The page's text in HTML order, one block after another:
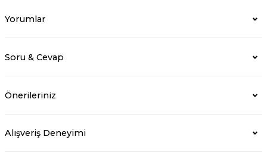
Yorumlar
Soru & Cevap
Önerileriniz
Alışveriş Deneyimi